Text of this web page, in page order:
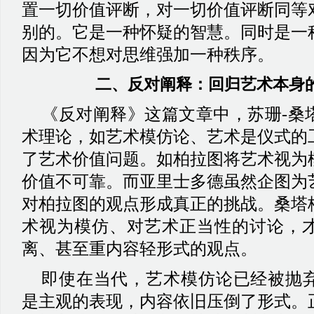
置一切价值评断，对一切价值评断同
别的。它是一种怀疑的智慧。同时是
因为它不想对思维强加一种秩序。
二、 反对阐释：回归艺术本身
《反对阐释》这篇文章中，苏珊-桑
术理论，如艺术模仿论、艺术是仪式
了艺术价值问题。如柏拉图将艺术视
价值不可靠。而亚里士多德虽然企图
对柏拉图的观点形成真正的挑战。桑
术视为模仿、对艺术正当性的讨论，
离、甚至重内容轻形式的观点。
即使在当代，艺术模仿论已经被抛
是主观的表现，内容依旧压倒了形式